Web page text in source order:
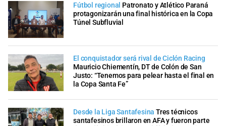
Fútbol regional Patronato y Atlético Paraná
protagonizarán una final histórica en la Copa
Túnel Subfluvial
El conquistador será rival de Ciclón Racing
Mauricio Chiementín, DT de Colón de San
Justo: “Tenemos para pelear hasta el final en
la Copa Santa Fe”
Desde la Liga Santafesina Tres técnicos
santafesinos brillaron en AFA y fueron parte